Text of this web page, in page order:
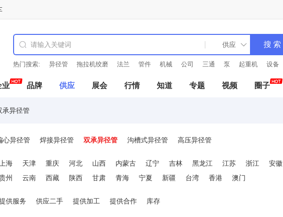
热门搜索: 异径管 拖拉机绞磨 法兰 管件 机械 公司 三通 泵 起重机 设备
业 品牌 供应 展会 行情 知道 专题 视频 圈子
承异径管
心异径管 焊接异径管 双承异径管 沟槽式异径管 高压异径管
上海 天津 重庆 河北 山西 内蒙古 辽宁 吉林 黑龙江 江苏 浙江 安徽
州 云南 西藏 陕西 甘肃 青海 宁夏 新疆 台湾 香港 澳门
供服务 供应二手 提供加工 提供合作 库存